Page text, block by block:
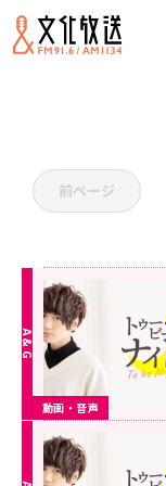
前ページ
動画・音声